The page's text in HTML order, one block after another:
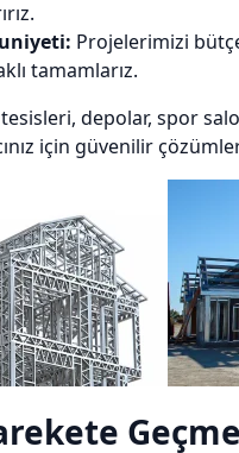
Projelerimizi
tamamlarız.
depolar, spor
için güvenilir
Geçme